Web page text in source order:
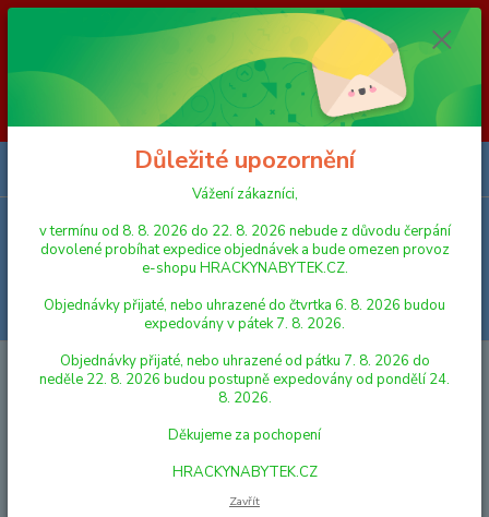
Vážení zákazníci, v termínu od 8. 8. 2026 do 23. 8. 2026 nebude z
důvodu čerpání dovolené probíhat expedice objednávek a bude omezen
provoz e-shopu HRACKYNABYTEK.CZ. Objednávky přijaté, nebo
uhrazené do čtvrtka 6. 8. 2026 budou expedovány v pátek 7. 8. 2026.
Objednávky přijaté, nebo uhrazené od pátku 7. 8. 2026 do neděle 23. 8.
2026 budou postupně expedovány od pondělí 24. 8. 2026. Děkujeme za
pochopení HRACKYNABYTEK.CZ
Menu
Hledat
PANENKY, DOPLŇKY K PANENKÁM Stoleček s doplňky
Stoleček s doplňky
Důležité upozornění
Vážení zákazníci,
v termínu od 8. 8. 2026 do 22. 8. 2026 nebude z důvodu čerpání
dovolené probíhat expedice objednávek a bude omezen provoz
e-shopu HRACKYNABYTEK.CZ.
Objednávky přijaté, nebo uhrazené do čtvrtka 6. 8. 2026 budou
expedovány v pátek 7. 8. 2026.
Objednávky přijaté, nebo uhrazené od pátku 7. 8. 2026 do
neděle 22. 8. 2026 budou postupně expedovány od pondělí 24.
8. 2026.
Děkujeme za pochopení
HRACKYNABYTEK.CZ
Zavřít